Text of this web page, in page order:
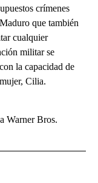
crímenes
que también
cualquier
militar se
la capacidad de
Cilia.
Warner Bros.
NOTIFICATIONS ABOUT